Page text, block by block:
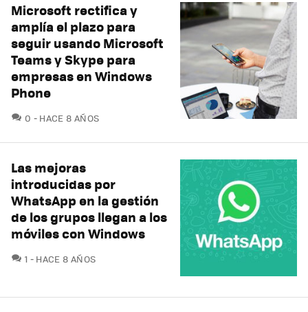
Microsoft rectifica y
amplía el plazo para
seguir usando Microsoft
Teams y Skype para
empresas en Windows
Phone
0 COMENTARIOS
HACE 8 AÑOS
Las mejoras
introducidas por
WhatsApp en la gestión
de los grupos llegan a los
móviles con Windows
1 COMENTARIOS
HACE 8 AÑOS